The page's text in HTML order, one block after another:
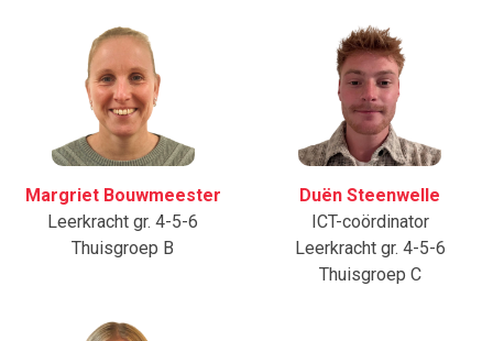
Margriet Bouwmeester
Leerkracht gr. 4-5-6
Thuisgroep B
Duën Steenwelle
ICT-coördinator
Leerkracht gr. 4-5-6
Thuisgroep C